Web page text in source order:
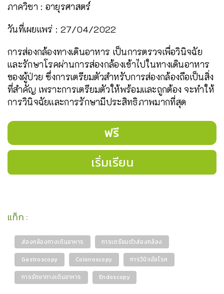
ภาควิชา : อายุรศาสตร์
วันที่เผยแพร่ : 27/04/2022
การส่องกล้องทางเดินอาหาร เป็นการตรวจเพื่อวินิจฉัย
และรักษาโรคผ่านการส่องกล้องเข้าไปในทางเดินอาหาร
ของผู้ป่วย ซึ่งการเตรียมตัวสำหรับการส่องกล้องถือเป็นสิ่ง
ที่สำคัญ เพราะการเตรียมตัวให้พร้อมและถูกต้อง จะทำให้
การวินิจฉัยและการรักษามีประสิทธิภาพมากที่สุด
ฟรี
เริ่มเรียน
แท็ก :
ส่องกล้องทางเดินอาหาร
การเตรียมตัวส่องกล้อง
Gastroscopy
Colonoscopy
การวินิจฉัยโรค
การรักษาทางเดินอาหาร
Endoscopy